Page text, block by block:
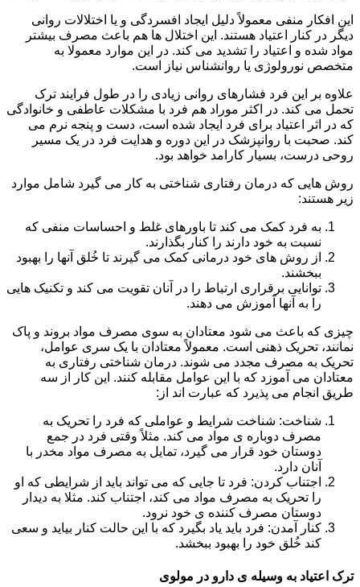
این افکار منفی معمولاً دلیل ایجاد افسردگی و یا اختلالات روانی
دیگر در کنار اعتیاد هستند. این اختلال ها هم باعث مصرف بیشتر
مواد شده و اعتیاد را تشدید می کند. در این موارد معمولا به
متخصص نورولوژی یا روانشناس نیاز است.
علاوه بر این فرد فشارهای روانی زیادی را در طول فرایند ترک
تحمل می کند. در اکثر موراد هم فرد با مشکلات عاطفی و خانوادگی
که در اثر اعتیاد برای فرد ایجاد شده است، دست و پنجه نرم می
کند. صحبت با روانپزشک در این دوره و هدایت فرد در یک مسیر
روحی درست، بسیار کارامد خواهد بود.
روش هایی که درمان رفتاری شناختی به کار می گیرد شامل موارد
زیر هستند:
به فرد کمک می کند تا باورهای غلط و احساسات منفی که
نسبت به خود دارند را کنار بگذارند.
از روش های خود درمانی کمک می گیرند تا خُلق آنها را بهبود
ببخشند.
توانایی برقراری ارتباط را در آنان تقویت می کند و تکنیک هایی
را به آنها آموزش می دهند.
چیزی که باعث می شود معتادان به سوی مصرف مواد بروند و پاک
نمانند، تحریک ذهنی است. معمولاً معتادان با یک سری عوامل،
تحریک به مصرف مجدد می شوند. درمان شناختی رفتاری به
معتادان می آموزد که با این عوامل مقابله کنند. این کار از سه
طریق انجام می پذیرد که عبارت اند از:
شناخت: شناخت شرایط و عواملی که فرد را تحریک به
مصرف دوباره ی مواد می کند. مثلاً وقتی فرد در جمع
دوستان خود قرار می گیرد، تمایل به مصرف مواد مخدر با
آنان دارد.
اجتناب کردن: فرد تا جایی که می تواند باید از شرایطی که او
را تحریک به مصرف مواد می کند، اجتناب کند. مثلا به دیدار
دوستان مصرف کننده ی خود نرود.
کنار آمدن: فرد باید یاد بگیرد که با این حالت کنار بیاید و سعی
کند خُلق خود را بهبود ببخشد.
ترک اعتیاد به وسیله ی دارو در مولوی